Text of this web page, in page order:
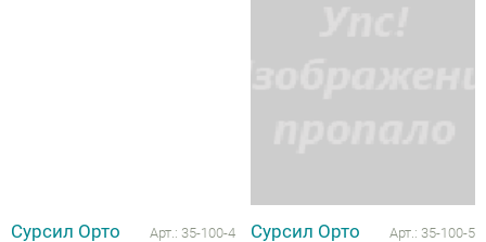
Сурсил Орто Арт.: 35-100-4
Сурсил Орто Арт.: 35-100-5
ОПОРЫ, ВЕРТИКАЛИЗАТОРЫ, Оборудование